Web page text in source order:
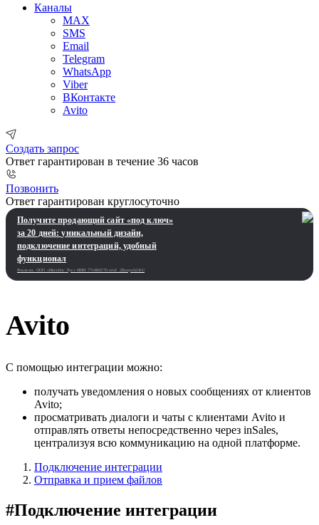
Каналы
MAX
SMS
Email
Telegram
WhatsApp
Viber
ВКонтакте
Avito
Создать запрос
Ответ гарантирован в течение 36 часов
Позвонить
Ответ гарантирован круглосуточно
Получите продающий сайт «под ключ»
за 20 дней: уникальный дизайн,
подключение интеграций, удобный
функционал
Реклама. ООО «Инсейлс Рус»‎ ИНН 771484376 erid: 2Ranyo5dJeU
Avito
С помощью интеграции можно:
получать уведомления о новых сообщениях от клиентов
Avito;
просматривать диалоги и чаты с клиентами Avito и
отправлять ответы непосредственно через inSales,
централизуя всю коммуникацию на одной платформе.
Подключение интеграции
Отправка и прием файлов
#Подключение интеграции